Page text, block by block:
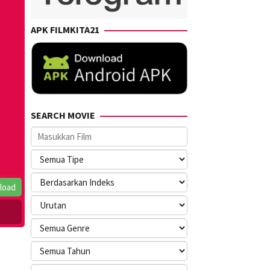
APK FILMKITA21
SEARCH MOVIE